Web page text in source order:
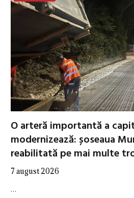
O arteră importantă a
modernizează: șoseaua
reabilitată pe mai multe
7 august 2026
…